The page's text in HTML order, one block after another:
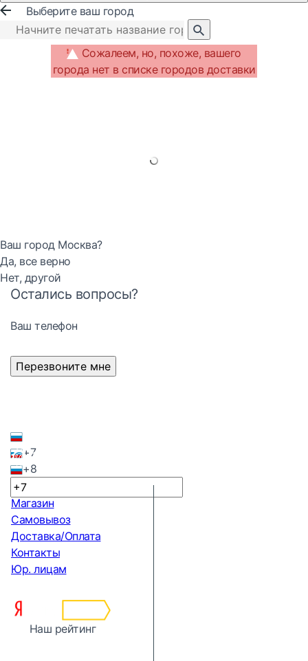
Выберите ваш город
Сожалеем, но, похоже, вашего
города нет в списке городов доставки
Ваш город Москва?
Да, все верно
Нет, другой
Остались вопросы?
Ваш телефон
+7
+8
Перезвоните мне
Магазин
Самовывоз
Доставка/Оплата
Контакты
Юр. лицам
Наш рейтинг